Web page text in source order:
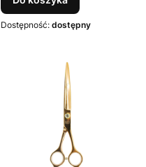
Dostępność: dostępny